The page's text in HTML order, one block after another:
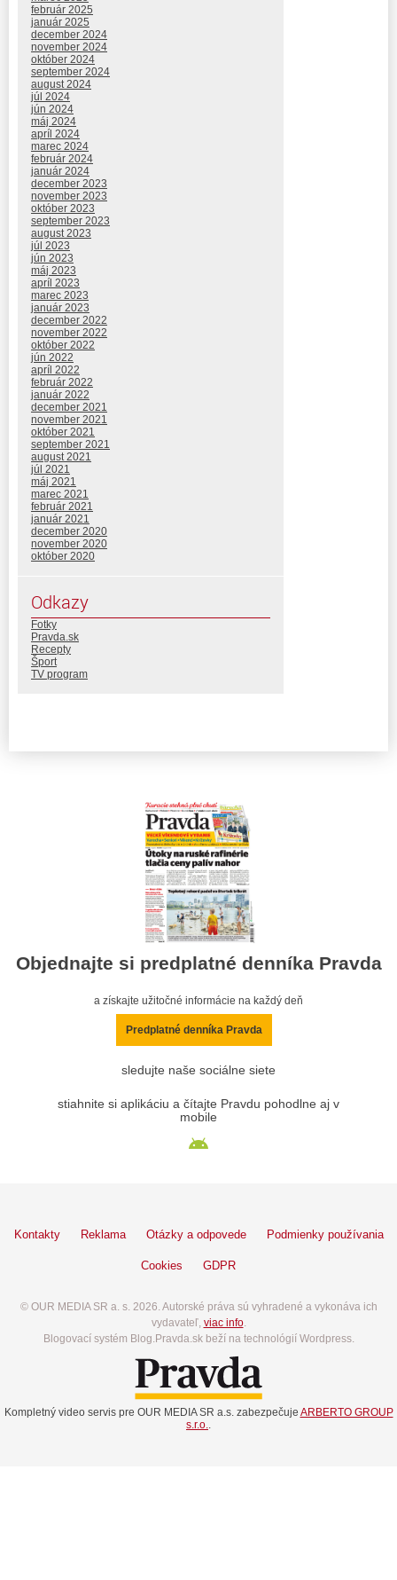
február 2025
január 2025
december 2024
november 2024
október 2024
september 2024
august 2024
júl 2024
jún 2024
máj 2024
apríl 2024
marec 2024
február 2024
január 2024
december 2023
november 2023
október 2023
september 2023
august 2023
júl 2023
jún 2023
máj 2023
apríl 2023
marec 2023
január 2023
december 2022
november 2022
október 2022
jún 2022
apríl 2022
február 2022
január 2022
december 2021
november 2021
október 2021
september 2021
august 2021
júl 2021
máj 2021
marec 2021
február 2021
január 2021
december 2020
november 2020
október 2020
Odkazy
Fotky
Pravda.sk
Recepty
Šport
TV program
Objednajte si predplatné denníka Pravda
a získajte užitočné informácie na každý deň
Predplatné denníka Pravda
sledujte naše sociálne siete
stiahnite si aplikáciu a čítajte Pravdu pohodlne aj v
mobile
Kontakty Reklama Otázky a odpovede Podmienky používania
Cookies GDPR
© OUR MEDIA SR a. s. 2026. Autorské práva sú vyhradené a vykonáva ich
vydavateľ, viac info.
Blogovací systém Blog.Pravda.sk beží na technológií Wordpress.
Kompletný video servis pre OUR MEDIA SR a.s. zabezpečuje ARBERTO GROUP
s.r.o.